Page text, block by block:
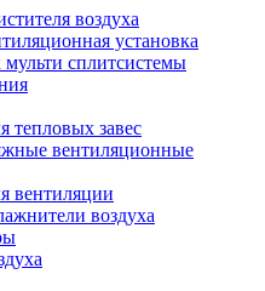
воздуха
установка
сплитсистемы
тепловых завес
вентиляционные
вентиляции
воздуха